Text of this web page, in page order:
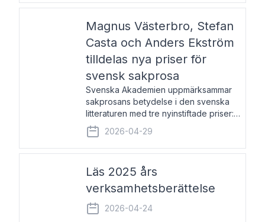
Magnus Västerbro, Stefan
Casta och Anders Ekström
tilldelas nya priser för
svensk sakprosa
Svenska Akademien uppmärksammar
sakprosans betydelse i den svenska
litteraturen med tre nyinstiftade priser:
Svenska Akademiens pris till
framstående författare av svensk
sakprosa som i år går till Magnus
2026-04-29
Läs 2025 års
verksamhetsberättelse
2026-04-24